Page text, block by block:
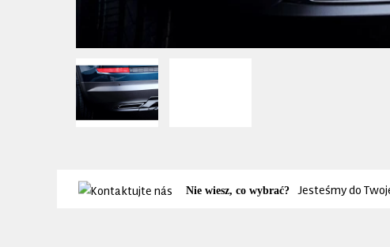
Nie wiesz, co wybrać? Jesteśmy do